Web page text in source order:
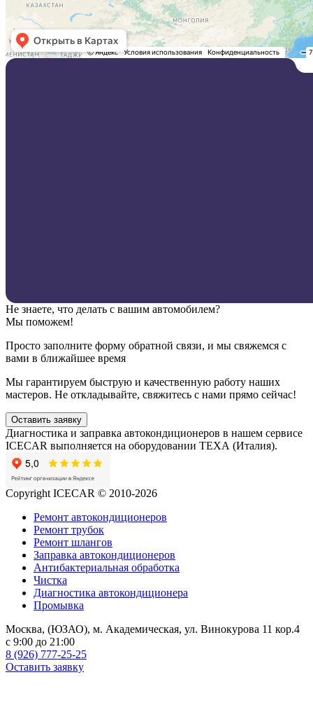
Не знаете, что делать с вашим автомобилем?
Мы поможем!
Просто заполните форму обратной связи, и мы свяжемся с
вами в ближайшее время
Мы гарантируем быструю и качественную работу наших
мастеров. Не откладывайте, свяжитесь с нами прямо сейчас!
Оставить заявку
Диагностика и заправка автокондиционеров в нашем сервисе
ICECAR выполняется на оборудовании ТЕХА (Италия).
Copyright ICECAR © 2010-2026
Ремонт автокондиционеров
Ремонт трубок
Ремонт шлангов
Заправка автокондиционеров
Антибактериальная обработка
Чистка
Диагностика автокондиционера
Промывка
Москва, (ЮЗАО), м. Академическая, ул. Винокурова 11 кор.4
c 9:00 до 21:00
8 (926) 777-25-25
Оставить заявку